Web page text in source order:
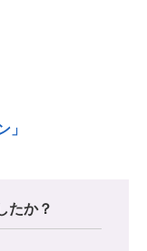
」
たか？